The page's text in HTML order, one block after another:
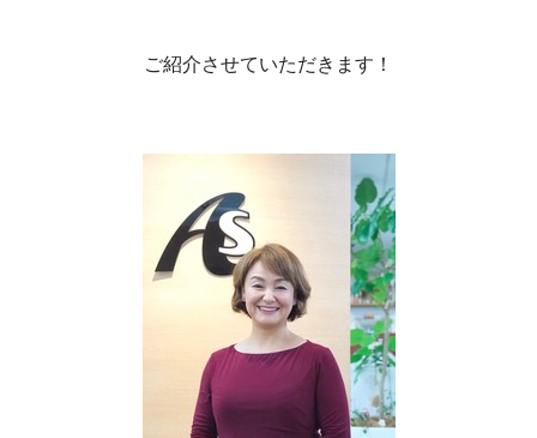
ご紹介させていただきます！